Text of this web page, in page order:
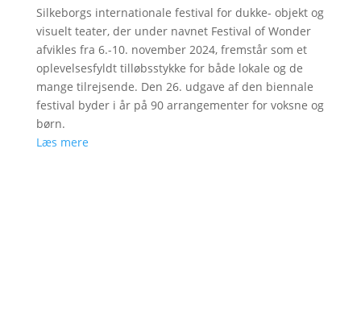
Silkeborgs internationale festival for dukke- objekt og
visuelt teater, der under navnet Festival of Wonder
afvikles fra 6.-10. november 2024, fremstår som et
oplevelsesfyldt tilløbsstykke for både lokale og de
mange tilrejsende. Den 26. udgave af den biennale
festival byder i år på 90 arrangementer for voksne og
børn.
Læs mere